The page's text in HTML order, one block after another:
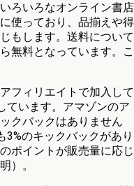
ろいろなオンライン書店
使っており、品揃えや得
もします。送料について
無料となっています。こ
フィリエイトで加入して
ています。アマゾンのア
クバックはありません
のキックバックがあり
ポイントが販売量に応じ
）。